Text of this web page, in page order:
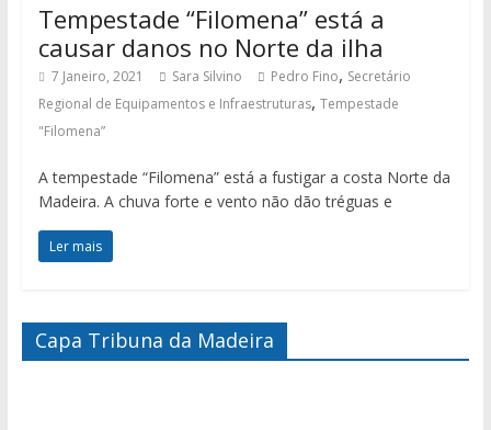
Tempestade “Filomena” está a
causar danos no Norte da ilha
7 Janeiro, 2021 Sara Silvino Pedro Fino, Secretário
Regional de Equipamentos e Infraestruturas, Tempestade
"Filomena”
A tempestade “Filomena” está a fustigar a costa Norte da
Madeira. A chuva forte e vento não dão tréguas e
Ler mais
Capa Tribuna da Madeira